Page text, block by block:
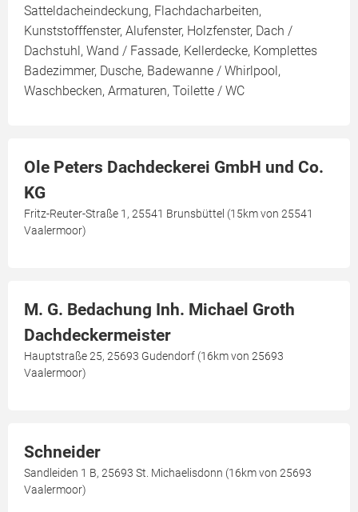
Satteldacheindeckung, Flachdacharbeiten,
Kunststofffenster, Alufenster, Holzfenster, Dach /
Dachstuhl, Wand / Fassade, Kellerdecke, Komplettes
Badezimmer, Dusche, Badewanne / Whirlpool,
Waschbecken, Armaturen, Toilette / WC
Ole Peters Dachdeckerei GmbH und Co.
KG
Fritz-Reuter-Straße 1, 25541 Brunsbüttel (15km von 25541
Vaalermoor)
M. G. Bedachung Inh. Michael Groth
Dachdeckermeister
Hauptstraße 25, 25693 Gudendorf (16km von 25693
Vaalermoor)
Schneider
Sandleiden 1 B, 25693 St. Michaelisdonn (16km von 25693
Vaalermoor)